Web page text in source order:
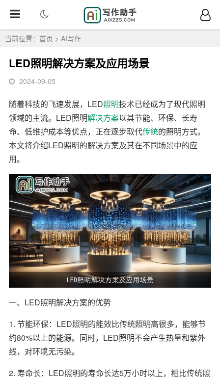
当前位置： 首页 > AI写作
LED照明解决方案及应用场景
2024-09-05
随着科技的飞速发展，LED照明技术已经成为了现代照明
领域的主流。LED照明解决方案以其节能、环保、长寿
命、低维护成本等优点，正在逐步取代传统的照明方式。
本文将介绍LED照明的解决方案及其在不同场景中的应
用。
一、LED照明解决方案的优势
1. 节能环保：LED照明的能效比传统照明高很多，能够节
约80%以上的能源。同时，LED照明不会产生热量和紫外
线，对环境无污染。
2. 寿命长：LED照明的寿命长达5万小时以上，相比传统照